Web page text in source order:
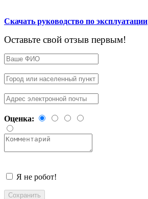
Скачать руководство по эксплуатации
Оставьте свой отзыв первым!
Оценка:
Я не робот!